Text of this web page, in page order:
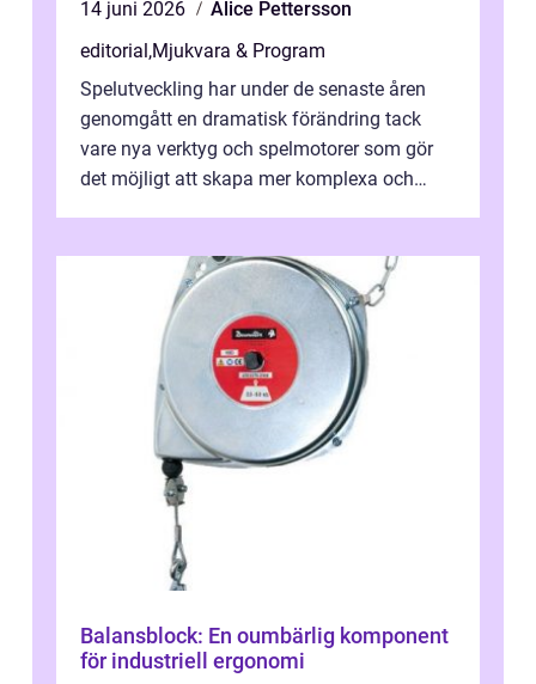
14 juni 2026
Alice Pettersson
editorial,Mjukvara & Program
Spelutveckling har under de senaste åren
genomgått en dramatisk förändring tack
vare nya verktyg och spelmotorer som gör
det möjligt att skapa mer komplexa och
Balansblock: En oumbärlig komponent
för industriell ergonomi